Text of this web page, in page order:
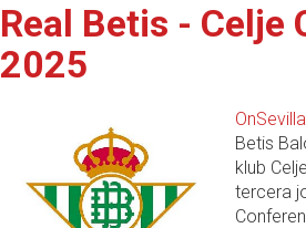
Real Betis -
2025
OnSevilla
Betis
klub
tercera